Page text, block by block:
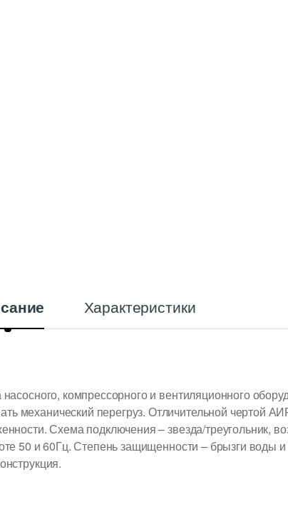
Характеристики
компрессорного и вентиляционного
механический перегруз. Отличительной чертой
Схема подключения – звезда/треугольник,
50 и 60Гц. Степень защищенности – брызги воды